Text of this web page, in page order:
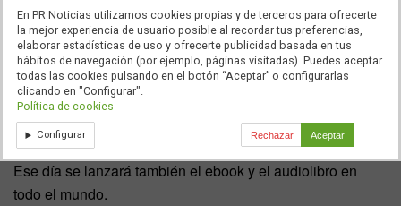
La obra ganadora elegida por mayoría del jurado recibió
25.000 euros.
La obra ganadora delVII Premio Ribera del Duerose
publicará en una primera edición en papel
simultáneamente en
Bolivia,Ecuador,Chile
Colombia,España Uruguayel 11 de mayo.
Ese día se lanzará también el ebook y el audiolibro en
todo el mundo.
En PR Noticias utilizamos cookies propias y de terceros para ofrecerte
la mejor experiencia de usuario posible al recordar tus preferencias,
elaborar estadísticas de uso y ofrecerte publicidad basada en tus
hábitos de navegación (por ejemplo, páginas visitadas). Puedes aceptar
todas las cookies pulsando en el botón “Aceptar” o configurarlas
clicando en "Configurar".
Política de cookies
Configurar Rechazar Aceptar